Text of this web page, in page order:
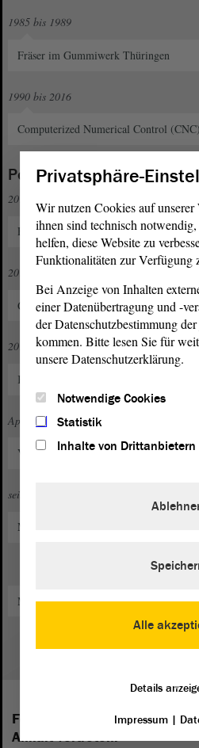
1985 bis 1989
Fräser im Gummiwerk Thüringen
1990 bis 2016
Computerized Numerical Control
Politische und
2013
Eintritt in die AfD
2014
Gründungsmitglied des Kreisverbandes
2014 bis 2016
Kreisvorsitzender
April bis Juni 2016
Vizepräsident des Landtages von
seit 2018
Mitglied im Kreisvorstand Salzlandkreis
Mitglied des Kreistages Salzlandkreis
Folgende Fraktionen sind im
Anhalt vertreten:
Privatsphäre-
Wir nutzen Cookies auf unserer
ihnen sind technisch
helfen, diese Website zu
Funktionalitäten zur Verfügung
Bei Anzeige von Inhalten
einer Datenübertragung und -
der Datenschutzbestimmung
kommen. Bitte lesen Sie für
unsere Datenschutzerklärung.
Notwendige Cookies
Statistik
Inhalte von Drittanbietern
Alle
Details
Impressum|